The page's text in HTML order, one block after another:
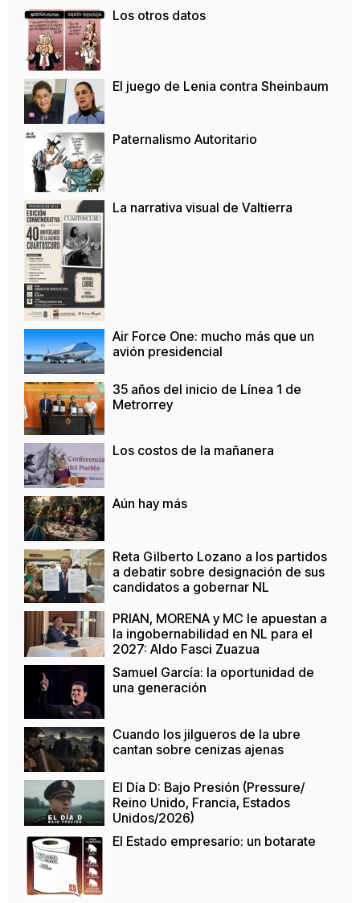
Los otros datos
El juego de Lenia contra Sheinbaum
Paternalismo Autoritario
La narrativa visual de Valtierra
Air Force One: mucho más que un
avión presidencial
35 años del inicio de Línea 1 de
Metrorrey
Los costos de la mañanera
Aún hay más
Reta Gilberto Lozano a los partidos
a debatir sobre designación de sus
candidatos a gobernar NL
PRIAN, MORENA y MC le apuestan a
la ingobernabilidad en NL para el
2027: Aldo Fasci Zuazua
Samuel García: la oportunidad de
una generación
Cuando los jilgueros de la ubre
cantan sobre cenizas ajenas
El Día D: Bajo Presión (Pressure/
Reino Unido, Francia, Estados
Unidos/2026)
El Estado empresario: un botarate